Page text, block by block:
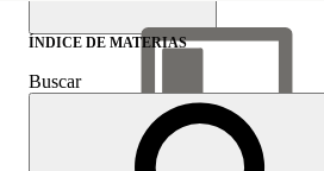
ÍNDICE DE MATERIAS
Buscar